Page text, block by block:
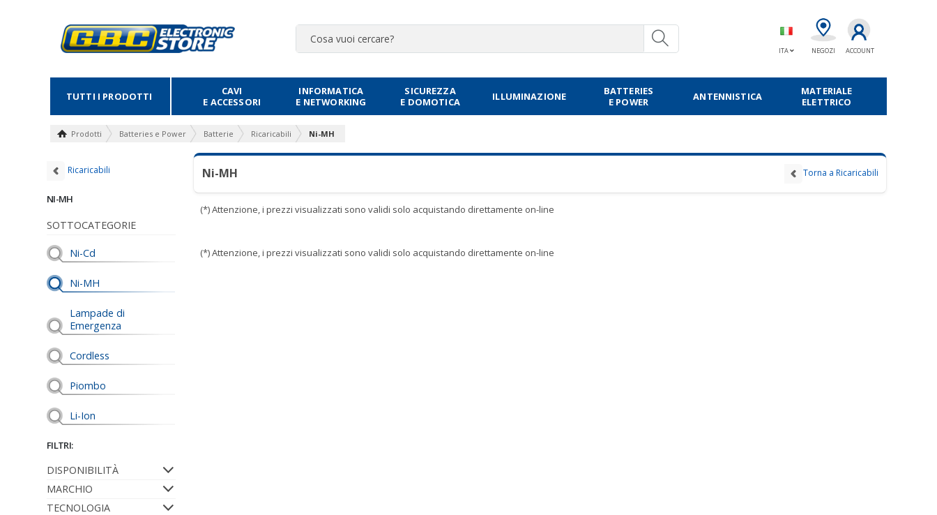
ITA NEGOZI ACCOUNT
TUTTI I PRODOTTI
CAVI
E ACCESSORI
INFORMATICA
E NETWORKING
SICUREZZA
E DOMOTICA
ILLUMINAZIONE
BATTERIES
E POWER
ANTENNISTICA
MATERIALE
ELETTRICO
Prodotti Batteries e Power Batterie Ricaricabili Ni-MH
Ricaricabili
NI-MH
SOTTOCATEGORIE
Ni-Cd
Ni-MH
Lampade di
Emergenza
Cordless
Piombo
Li-Ion
FILTRI:
DISPONIBILITÀ
MARCHIO
TECNOLOGIA
Ni-MH Torna a Ricaricabili
(*) Attenzione, i prezzi visualizzati sono validi solo acquistando direttamente on-line
(*) Attenzione, i prezzi visualizzati sono validi solo acquistando direttamente on-line